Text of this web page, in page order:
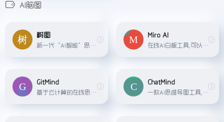
AI脑图
树图
新一代“AI智能”思维导图，上传文档，AI一键总结归纳为导图；输入想法，AI一键生成思维导图；海量导图模板与素材的应用、文件跨平台云同步、多人同时在线协作，助力学习、工作的效...
Miro AI
在线AI白板工具,可以激发创造力和提高工作效率。它提供各类功能,如便利贴、图片、卡片、代码段、序列图和思维导图等。Miro AI还可以根据关键词或情绪自动对便签进行分类。
GitMind
基于云计算的在线思维导图与流程图设计工具。它提供跨设备操作和简单易用的界面,可以快速创建专业的图表。
ChatMind
一款AI思维导图工具,可以用于笔记、日程安排、项目管理、头脑风暴等多种场景。它可以帮助快速总结和分析,持续提供创意灵感。